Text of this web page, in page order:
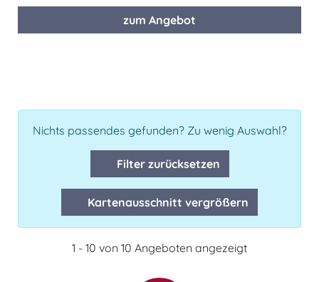
zum Angebot
Nichts passendes gefunden? Zu wenig Auswahl?
Filter zurücksetzen
Kartenausschnitt vergrößern
1 - 10 von 10 Angeboten angezeigt